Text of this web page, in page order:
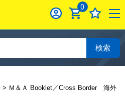
0
検索
> Ｍ＆Ａ Booklet／Cross Border 海外